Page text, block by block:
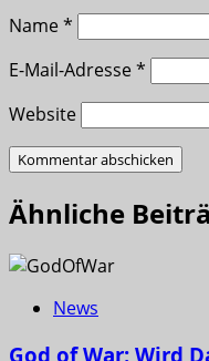
Name*
E-Mail-Adresse*
Website
Ähnliche
News
God of War: Wird